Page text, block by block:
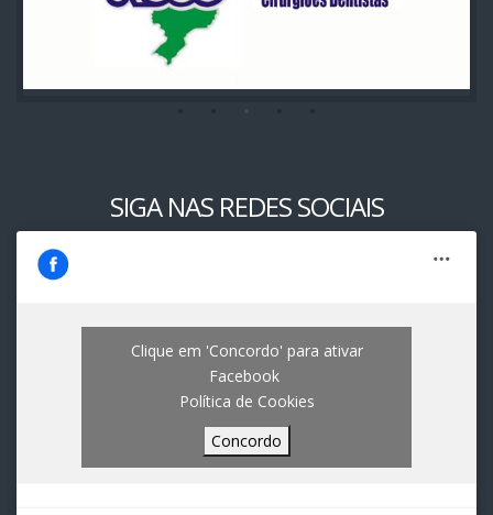
SIGA NAS REDES SOCIAIS
Clique em 'Concordo' para ativar
Facebook
Política de Cookies
Concordo